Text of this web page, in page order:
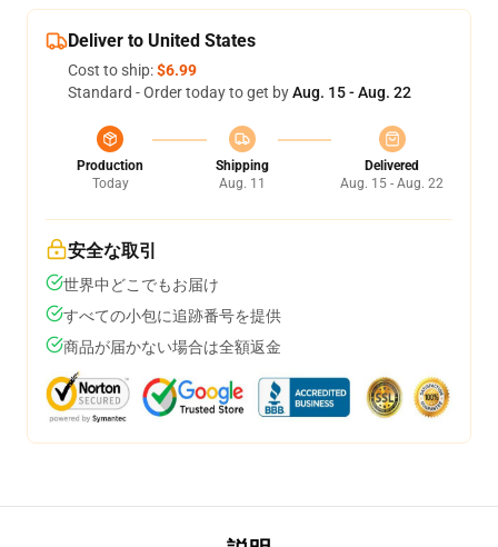
Deliver to United States
Cost to ship:$6.99
Standard - Order today to get byAug. 15 - Aug. 22
Production
Today
Shipping
Aug. 11
Delivered
Aug. 15 - Aug. 22
安全な取引
世界中どこでもお届け
すべての小包に追跡番号を提供
商品が届かない場合は全額返金